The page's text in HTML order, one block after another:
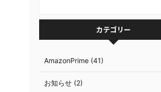
カテゴリー
AmazonPrime (41)
お知らせ (2)